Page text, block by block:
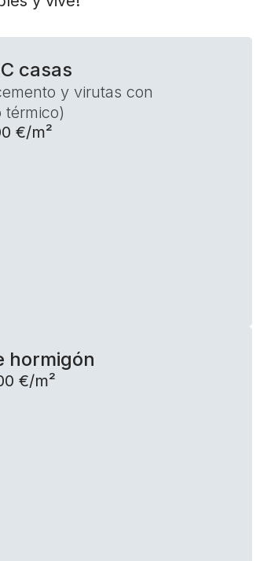
casas
y virutas con
térmico)
€/m²
hormigón
€/m²